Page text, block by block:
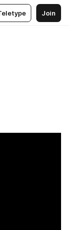
Join